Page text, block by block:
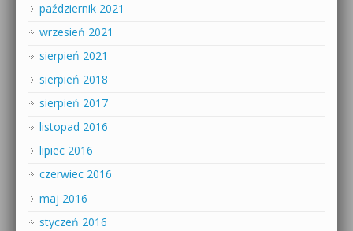
październik 2021
wrzesień 2021
sierpień 2021
sierpień 2018
sierpień 2017
listopad 2016
lipiec 2016
czerwiec 2016
maj 2016
styczeń 2016